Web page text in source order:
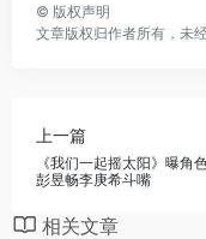
© 版权声明
文章版权归作者所有，未
上一篇
《我们一起摇太阳》曝角
彭昱畅李庚希斗嘴
相关文章